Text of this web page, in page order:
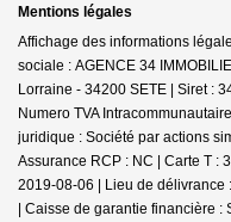
Mentions légales
Affichage des informations
sociale : AGENCE 34
Lorraine - 34200 SETE | Siret :
Numero TVA
juridique : Société par actions
Assurance RCP : NC | Carte T :
2019-08-06 | Lieu de délivrance
| Caisse de garantie financière :